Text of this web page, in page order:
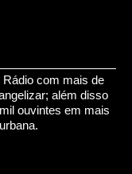
com mais de
além disso
ouvintes em mais